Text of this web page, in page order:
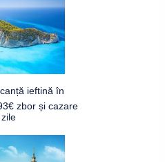
ieftină în
zbor și cazare